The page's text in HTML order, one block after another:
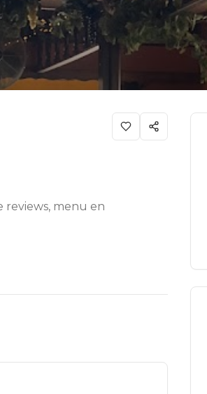
reviews, menu en